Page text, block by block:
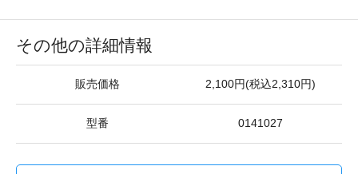
その他の詳細情報
販売価格 2,100円(税込2,310円)
型番 0141027